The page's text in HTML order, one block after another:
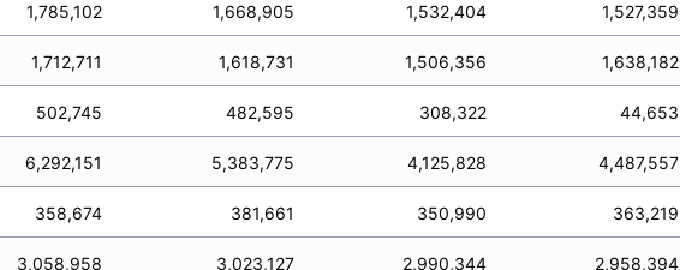
1,785,102 1,668,905 1,532,404 1,527,359
1,712,711 1,618,731 1,506,356 1,638,182
502,745 482,595 308,322 44,653
6,292,151 5,383,775 4,125,828 4,487,557
358,674 381,661 350,990 363,219
3,058,958 3,023,127 2,990,344 2,958,394